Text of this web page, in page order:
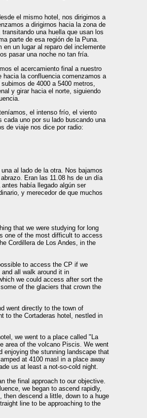
el mismo hotel, nos dirigimos a
a dirigirnos hacia la zona de
una huella que usan los
parte de esa región de la Puna.
un lugar al reparo del inclemente
pasar una noche no tan fría.
el acercamiento final a nuestro
la confluencia comenzamos a
de 4000 a 5400 metros,
y girar hacia el norte, siguiendo
el intenso frío, el viento
uno por su lado buscando una
de viaje nos dice por radio:
al lado de la otra. Nos bajamos
Eran las 11.08 hs de un día
había llegado algún ser
y merecedor de que muchos
that we were studying for long
one of the most difficult to access
Cordillera de Los Andes, in the
to access the CP if we
all walk around it in
we could access after sort the
of the glaciers that crown the
went directly to the town of
to the Cortaderas hotel, nestled in
we went to a place called "La
area of the volcano Piscis. We went
enjoying the stunning landscape that
at 4100 masl in a place away
us at least a not-so-cold night.
the final approach to our objective.
we began to ascend rapidly,
then descend a little, down to a huge
line to be approaching to the